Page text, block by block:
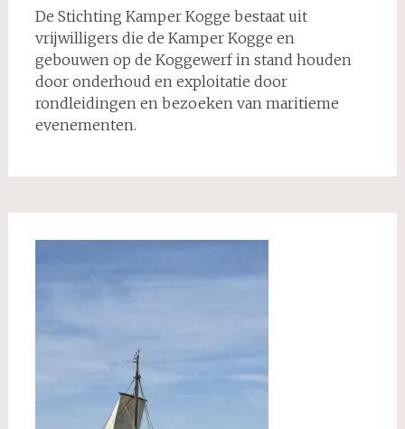
De Stichting Kamper Kogge bestaat uit
vrijwilligers die de Kamper Kogge en
gebouwen op de Koggewerf in stand houden
door onderhoud en exploitatie door
rondleidingen en bezoeken van maritieme
evenementen.